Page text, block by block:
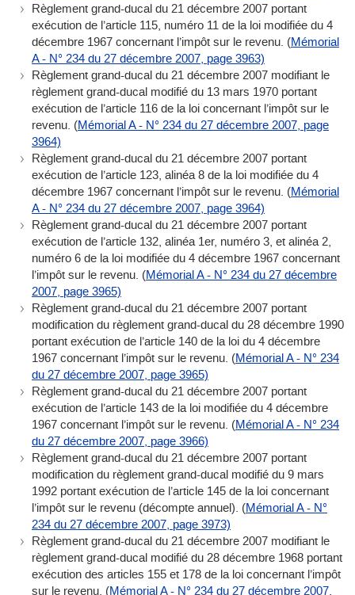
Règlement grand-ducal du 21 décembre 2007 portant
exécution de l’article 115, numéro 11 de la loi modifiée du 4
décembre 1967 concernant l’impôt sur le revenu. (Mémorial
A - N° 234 du 27 décembre 2007, page 3963)
Règlement grand-ducal du 21 décembre 2007 modifiant le
règlement grand-ducal modifié du 13 mars 1970 portant
exécution de l’article 116 de la loi concernant l’impôt sur le
revenu. (Mémorial A - N° 234 du 27 décembre 2007, page
3964)
Règlement grand-ducal du 21 décembre 2007 portant
exécution de l’article 123, alinéa 8 de la loi modifiée du 4
décembre 1967 concernant l’impôt sur le revenu. (Mémorial
A - N° 234 du 27 décembre 2007, page 3964)
Règlement grand-ducal du 21 décembre 2007 portant
exécution de l’article 132, alinéa 1er, numéro 3, et alinéa 2,
numéro 6 de la loi modifiée du 4 décembre 1967 concernant
l’impôt sur le revenu. (Mémorial A - N° 234 du 27 décembre
2007, page 3965)
Règlement grand-ducal du 21 décembre 2007 portant
modification du règlement grand-ducal du 28 décembre 1990
portant exécution de l’article 140 de la loi du 4 décembre
1967 concernant l’impôt sur le revenu. (Mémorial A - N° 234
du 27 décembre 2007, page 3965)
Règlement grand-ducal du 21 décembre 2007 portant
exécution de l’article 143 de la loi modifiée du 4 décembre
1967 concernant l’impôt sur le revenu. (Mémorial A - N° 234
du 27 décembre 2007, page 3966)
Règlement grand-ducal du 21 décembre 2007 portant
modification du règlement grand-ducal modifié du 9 mars
1992 portant exécution de l’article 145 de la loi concernant
l’impôt sur le revenu (décompte annuel). (Mémorial A - N°
234 du 27 décembre 2007, page 3973)
Règlement grand-ducal du 21 décembre 2007 modifiant le
règlement grand-ducal modifié du 28 décembre 1968 portant
exécution des articles 155 et 178 de la loi concernant l’impôt
sur le revenu. (Mémorial A - N° 234 du 27 décembre 2007,